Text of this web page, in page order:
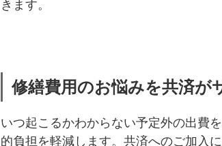
きます。
修繕費用のお悩みを共済が
いつ起こるかわからない予定外の出費
的負担を軽減します。共済へのご加入